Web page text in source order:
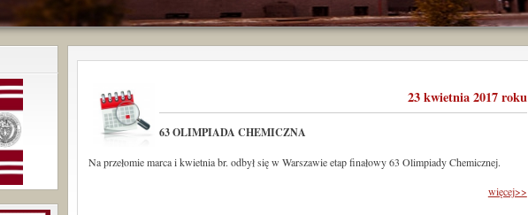
23 kwietnia 2017 roku
63 OLIMPIADA CHEMICZNA
Na przełomie marca i kwietnia br. odbył się w Warszawie etap finałowy 63 Olimpiady Chemicznej.
więcej>>